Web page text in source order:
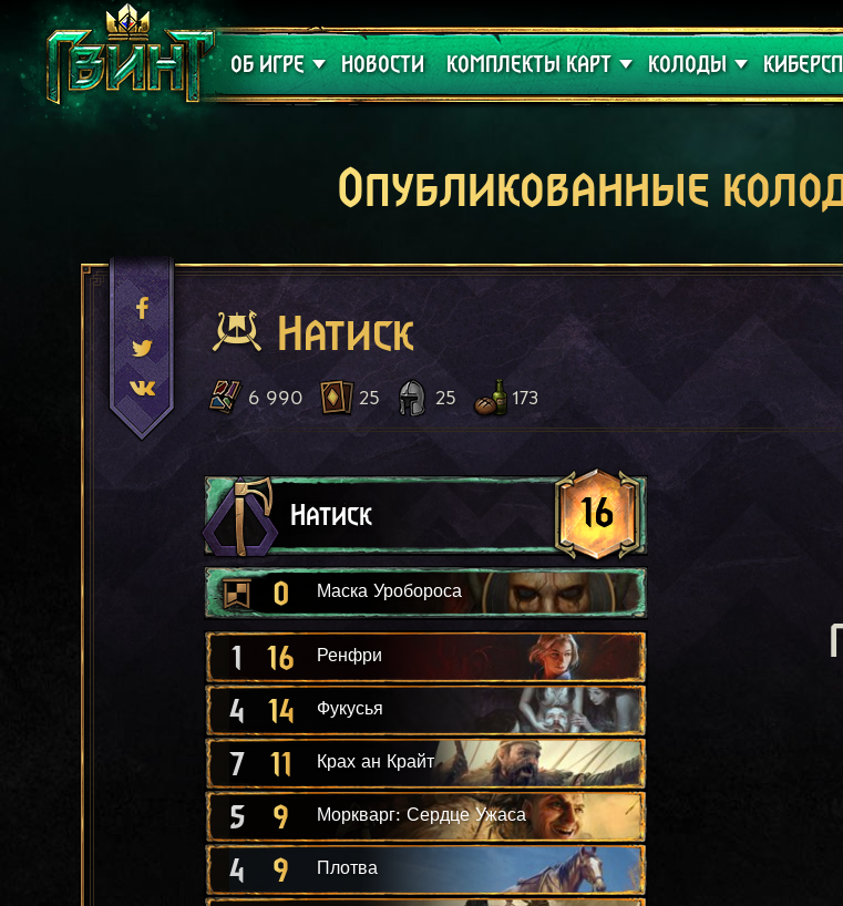
ОБ ИГРЕ
Поддержка
НОВОСТИ КОМПЛЕКТЫ КАРТ
Алое проклятие
КОЛОДЫ
Гайды
Опубликованные
Натиск
6 990 25 25 173
Натиск 16
0 Маска Уробороса
1 16 Ренфри
4 14 Фукусья
7 11 Крах ан Крайт
5 9 Моркварг: Сердце Ужаса
4 9 Плотва